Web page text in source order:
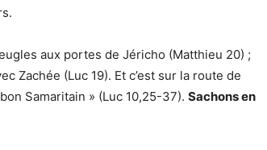
aux portes de Jéricho (Matthieu 20) ;
Zachée (Luc 19). Et c’est sur la route de
Samaritain » (Luc 10,25-37). Sachons en